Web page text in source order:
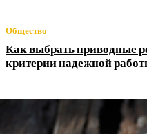
Общество
Как выбрать приводные
критерии надежной